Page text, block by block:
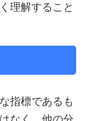
理解すること
指標であるも